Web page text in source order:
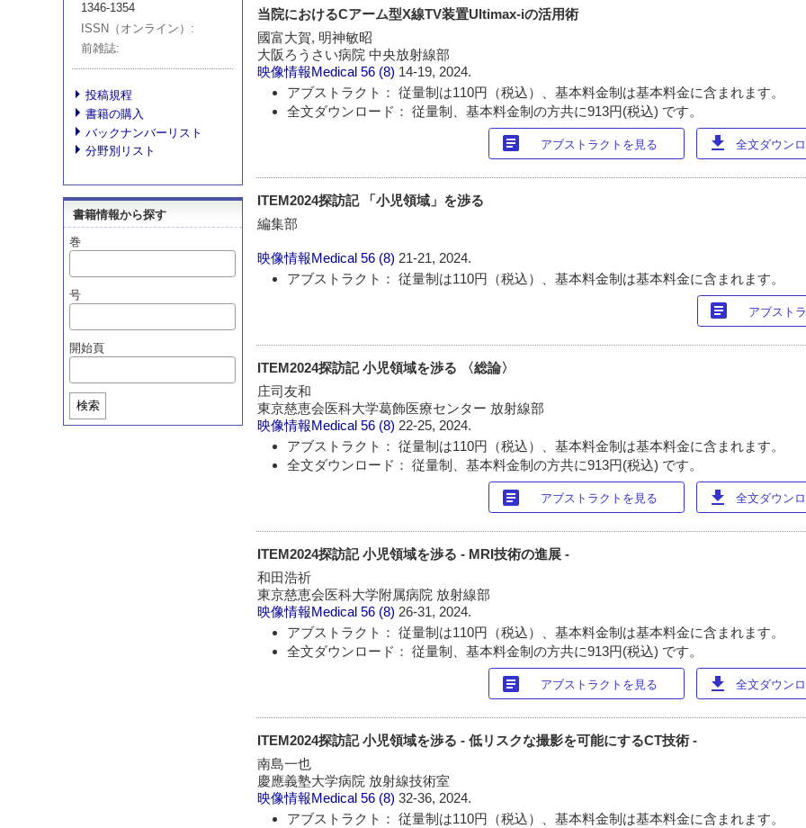
1346-1354
ISSN（オンライン）
前雑誌
投稿規程
書籍の購入
バックナンバーリスト
分野別リスト
書籍情報から探す
巻
号
開始頁
検索
当院におけるCアーム型X線TV装置Ultimax-iの活用術
國富大賀, 明神敏昭
大阪ろうさい病院 中央放射線部
映像情報Medical 56 (8) 14-19, 2024.
アブストラクト： 従量制は110円（税込）、基本料金制は基本料金に含まれます。
全文ダウンロード： 従量制、基本料金制の方共に913円(税込) です。
article アブストラクトを見る download 全文ダウン
ITEM2024探訪記 「小児領域」を渉る
編集部
映像情報Medical 56 (8) 21-21, 2024.
アブストラクト： 従量制は110円（税込）、基本料金制は基本料金に含まれます。
article アブスト
ITEM2024探訪記 小児領域を渉る 〈総論〉
庄司友和
東京慈恵会医科大学葛飾医療センター 放射線部
映像情報Medical 56 (8) 22-25, 2024.
アブストラクト： 従量制は110円（税込）、基本料金制は基本料金に含まれます。
全文ダウンロード： 従量制、基本料金制の方共に913円(税込) です。
article アブストラクトを見る download 全文ダウン
ITEM2024探訪記 小児領域を渉る - MRI技術の進展 -
和田浩祈
東京慈恵会医科大学附属病院 放射線部
映像情報Medical 56 (8) 26-31, 2024.
アブストラクト： 従量制は110円（税込）、基本料金制は基本料金に含まれます。
全文ダウンロード： 従量制、基本料金制の方共に913円(税込) です。
article アブストラクトを見る download 全文ダウン
ITEM2024探訪記 小児領域を渉る - 低リスクな撮影を可能にするCT技術 -
南島一也
慶應義塾大学病院 放射線技術室
映像情報Medical 56 (8)32-36, 2024.
アブストラクト： 従量制は110円（税込）、基本料金制は基本料金に含まれます。